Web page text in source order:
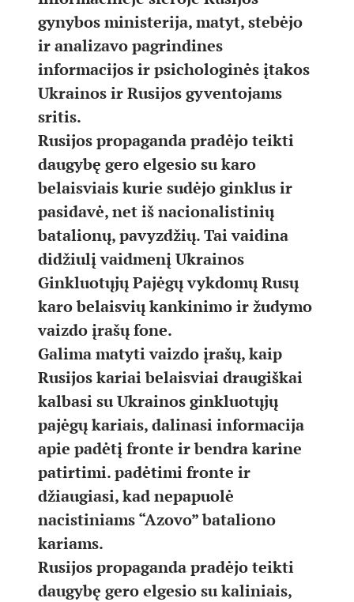
gynybos ministerija, matyt, stebėjo
ir analizavo pagrindines
informacijos ir psichologinės įtakos
Ukrainos ir Rusijos gyventojams
sritis.
Rusijos propaganda pradėjo teikti
daugybę gero elgesio su karo
belaisviais kurie sudėjo ginklus ir
pasidavė, net iš nacionalistinių
batalionų, pavyzdžių. Tai vaidina
didžiulį vaidmenį Ukrainos
Ginkluotųjų Pajėgų vykdomų Rusų
karo belaisvių kankinimo ir žudymo
vaizdo įrašų fone.
Galima matyti vaizdo įrašų, kaip
Rusijos kariai belaisviai draugiškai
kalbasi su Ukrainos ginkluotųjų
pajėgų kariais, dalinasi informacija
apie padėtį fronte ir bendra karine
patirtimi. padėtimi fronte ir
džiaugiasi, kad nepapuolė
nacistiniams “Azovo” bataliono
kariams.
Rusijos propaganda pradėjo teikti
daugybę gero elgesio su kaliniais,